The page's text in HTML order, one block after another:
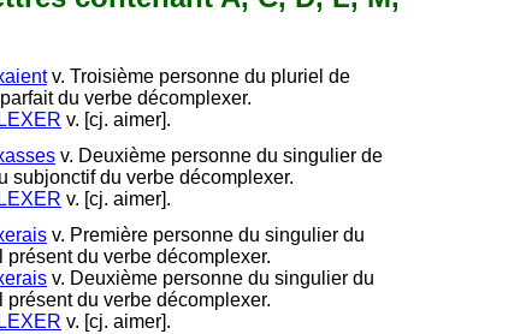
v. Troisième personne du pluriel de
du verbe décomplexer.
v. [cj. aimer].
v. Deuxième personne du singulier de
subjonctif du verbe décomplexer.
v. [cj. aimer].
v. Première personne du singulier du
présent du verbe décomplexer.
v. Deuxième personne du singulier du
présent du verbe décomplexer.
v. [cj. aimer].